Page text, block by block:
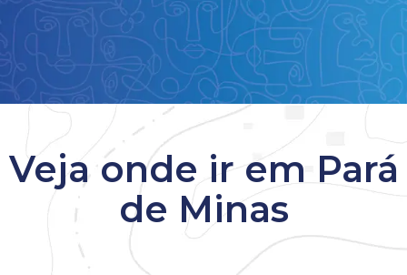
Veja onde ir em Pará
de Minas